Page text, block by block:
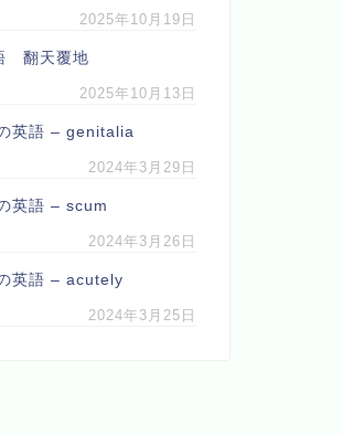
2025年10月19日
翻天覆地
2025年10月13日
英語 – genitalia
2024年3月29日
英語 – scum
2024年3月26日
英語 – acutely
2024年3月25日